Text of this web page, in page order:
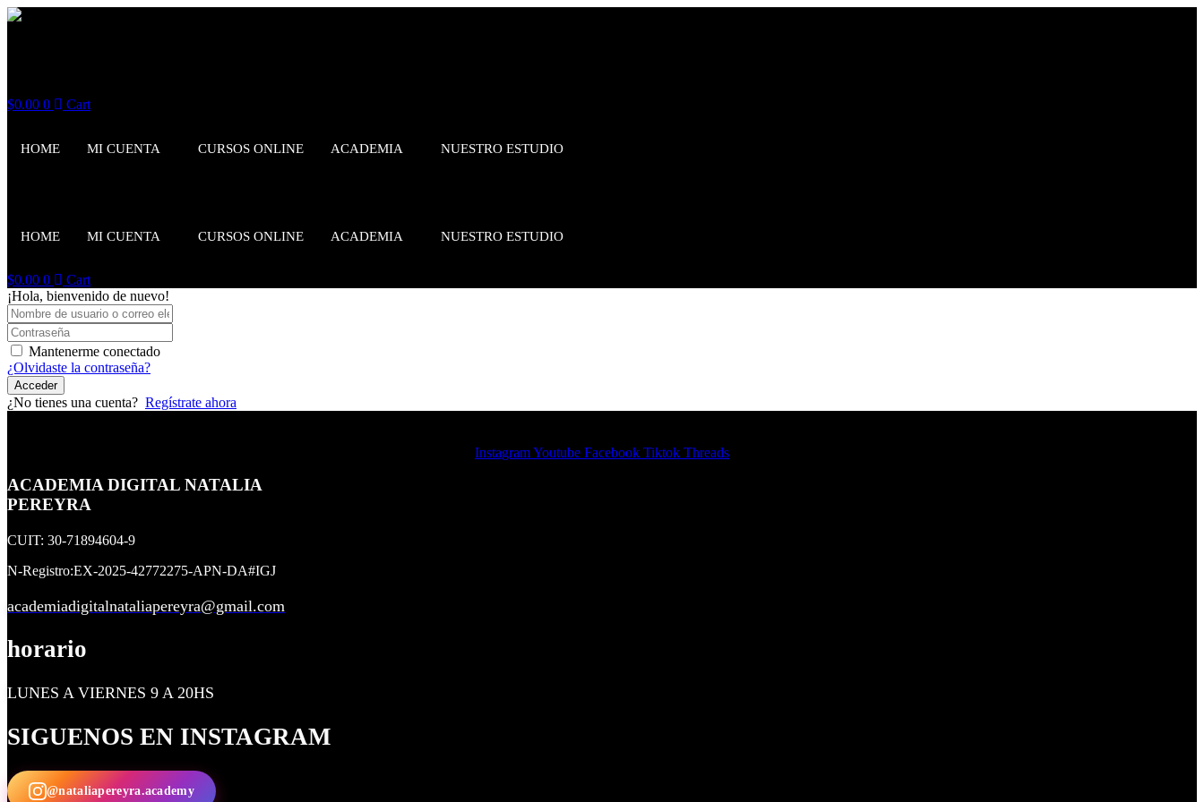
$0.00 0 Cart
HOME MI CUENTA CURSOS ONLINE ACADEMIA NUESTRO ESTUDIO
HOME MI CUENTA CURSOS ONLINE ACADEMIA NUESTRO ESTUDIO
$0.00 0
Cart
¡Hola, bienvenido de nuevo!
Mantenerme conectado
¿Olvidaste la contraseña?
Acceder
¿No tienes una cuenta? Regístrate ahora
InstagramYoutube Facebook Tiktok Threads
ACADEMIA DIGITAL NATALIA
PEREYRA
CUIT: 30-71894604-9
N-Registro:EX-2025-42772275-APN-DA#IGJ
academiadigitalnataliapereyra@gmail.com
horario
LUNES A VIERNES 9 A 20HS
SIGUENOS EN INSTAGRAM
@nataliapereyra.academy